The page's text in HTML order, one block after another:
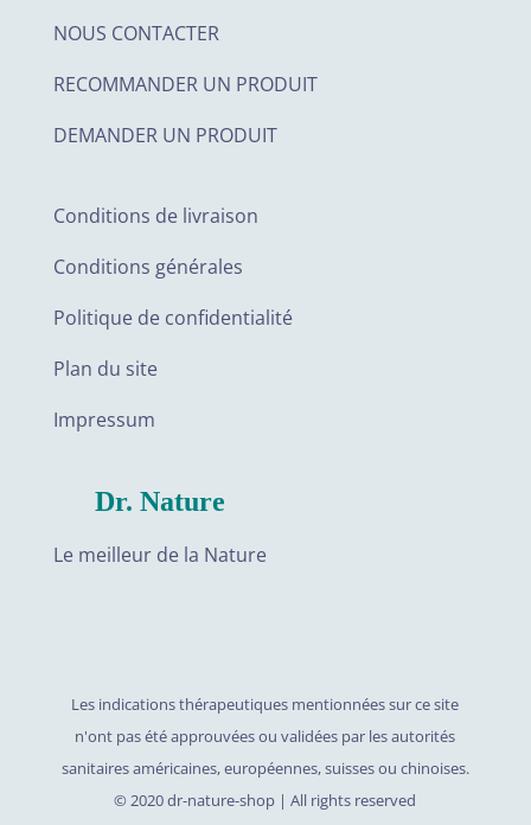
NOUS CONTACTER
RECOMMANDER UN PRODUIT
DEMANDER UN PRODUIT
Conditions de livraison
Conditions générales
Politique de confidentialité
Plan du site
Impressum
Dr. Nature
Le meilleur de la Nature
Les indications thérapeutiques mentionnées sur ce site
n'ont pas été approuvées ou validées par les autorités
sanitaires américaines, européennes, suisses ou chinoises.
©️ 2020 dr-nature-shop | All rights reserved